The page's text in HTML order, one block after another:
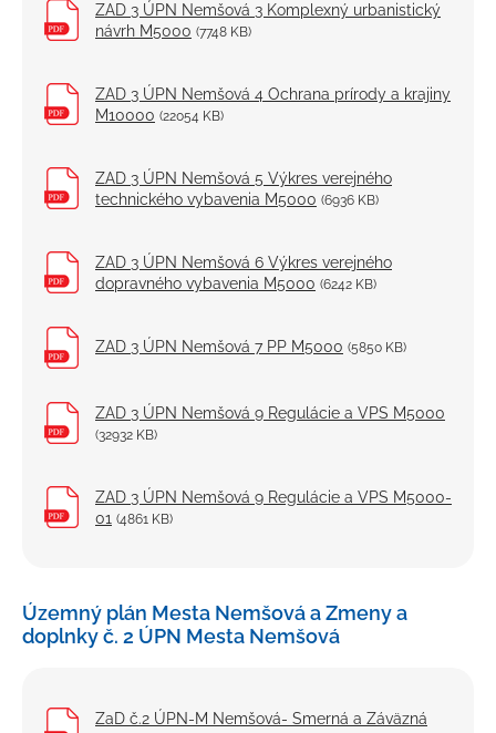
ZAD 3 ÚPN Nemšová 3 Komplexný urbanistický
návrh M5000 (7748 KB)
ZAD 3 ÚPN Nemšová 4 Ochrana prírody a krajiny
M10000 (22054 KB)
ZAD 3 ÚPN Nemšová 5 Výkres verejného
technického vybavenia M5000 (6936 KB)
ZAD 3 ÚPN Nemšová 6 Výkres verejného
dopravného vybavenia M5000 (6242 KB)
ZAD 3 ÚPN Nemšová 7 PP M5000 (5850 KB)
ZAD 3 ÚPN Nemšová 9 Regulácie a VPS M5000
(32932 KB)
ZAD 3 ÚPN Nemšová 9 Regulácie a VPS M5000-
01 (4861 KB)
Územný plán Mesta Nemšová a Zmeny a
doplnky č. 2 ÚPN Mesta Nemšová
ZaD č.2 ÚPN-M Nemšová- Smerná a Záväzná